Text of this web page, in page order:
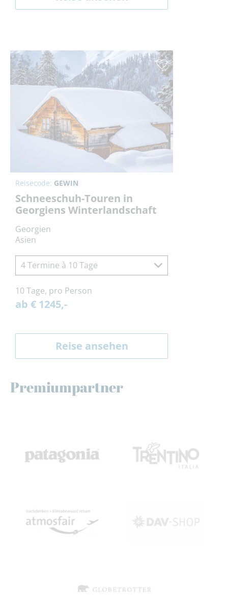
Reisecode: GEWIN
Schneeschuh-Touren in
Georgiens Winterlandschaft
Georgien
Asien
4 Termine à 10 Tage
10 Tage, pro Person
ab € 1245,-
Reise ansehen
Premiumpartner